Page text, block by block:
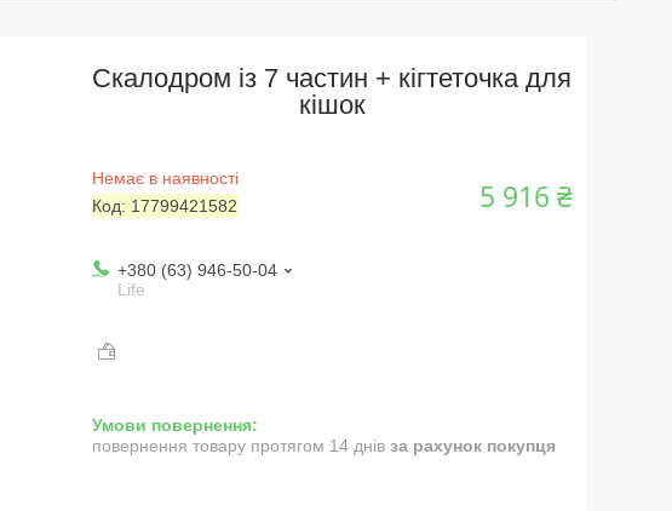
Скалодром із 7 частин + кігтеточка для
кішок
Немає в наявності
Код: 17799421582 5 916 ₴
+380 (63) 946-50-04
Life
повернення товару протягом 14 днів за рахунок покупця